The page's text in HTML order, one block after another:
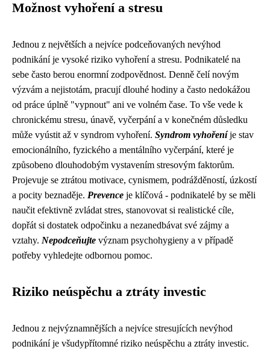
Možnost vyhoření a stresu
Jednou z největších a nejvíce podceňovaných nevýhod
podnikání je vysoké riziko vyhoření a stresu. Podnikatelé na
sebe často berou enormní zodpovědnost. Denně čelí novým
výzvám a nejistotám, pracují dlouhé hodiny a často nedokážou
od práce úplně "vypnout" ani ve volném čase. To vše vede k
chronickému stresu, únavě, vyčerpání a v konečném důsledku
může vyústit až v syndrom vyhoření. Syndrom vyhořeníje stav
emocionálního, fyzického a mentálního vyčerpání, které je
způsobeno dlouhodobým vystavením stresovým faktorům.
Projevuje se ztrátou motivace, cynismem, podrážděností, úzkostí
a pocity beznaděje. Prevence je klíčová - podnikatelé by se měli
naučit efektivně zvládat stres, stanovovat si realistické cíle,
dopřát si dostatek odpočinku a nezanedbávat své zájmy a
vztahy. Nepodceňujte význam psychohygieny a v případě
potřeby vyhledejte odbornou pomoc.
Riziko neúspěchu a ztráty investic
Jednou z nejvýznamnějších a nejvíce stresujících nevýhod
podnikání je všudypřítomné riziko neúspěchu a ztráty investic.